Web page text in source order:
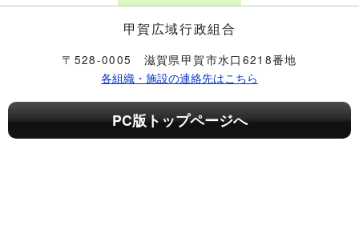
甲賀広域行政組合
〒528-0005 滋賀県甲賀市水口6218番地
各組織・施設の連絡先はこちら
PC版トップページへ